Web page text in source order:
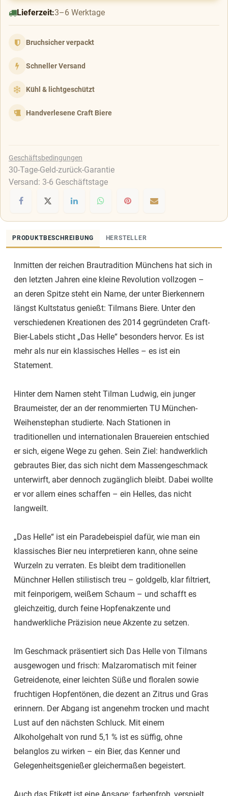
Lieferzeit:3–6 Werktage
Bruchsicher verpackt
Schneller Versand
Kühl & lichtgeschützt
Handverlesene Craft Biere
Geschäftsbedingungen
30-Tage-Geld-zurück-Garantie
Versand: 3-6 Geschäftstage
PRODUKTBESCHREIBUNG HERSTELLER
Inmitten der reichen Brautradition Münchens hat sich in
den letzten Jahren eine kleine Revolution vollzogen –
an deren Spitze steht ein Name, der unter Bierkennern
längst Kultstatus genießt: Tilmans Biere. Unter den
verschiedenen Kreationen des 2014 gegründeten Craft-
Bier-Labels sticht „Das Helle“ besonders hervor. Es ist
mehr als nur ein klassisches Helles – es ist ein
Statement.
Hinter dem Namen steht Tilman Ludwig, ein junger
Braumeister, der an der renommierten TU München-
Weihenstephan studierte. Nach Stationen in
traditionellen und internationalen Brauereien entschied
er sich, eigene Wege zu gehen. Sein Ziel: handwerklich
gebrautes Bier, das sich nicht dem Massengeschmack
unterwirft, aber dennoch zugänglich bleibt. Dabei wollte
er vor allem eines schaffen – ein Helles, das nicht
langweilt.
„Das Helle“ ist ein Paradebeispiel dafür, wie man ein
klassisches Bier neu interpretieren kann, ohne seine
Wurzeln zu verraten. Es bleibt dem traditionellen
Münchner Hellen stilistisch treu – goldgelb, klar filtriert,
mit feinporigem, weißem Schaum – und schafft es
gleichzeitig, durch feine Hopfenakzente und
handwerkliche Präzision neue Akzente zu setzen.
Im Geschmack präsentiert sich Das Helle von Tilmans
ausgewogen und frisch: Malzaromatisch mit feiner
Getreidenote, einer leichten Süße und floralen sowie
fruchtigen Hopfentönen, die dezent an Zitrus und Gras
erinnern. Der Abgang ist angenehm trocken und macht
Lust auf den nächsten Schluck. Mit einem
Alkoholgehalt von rund 5,1 % ist es süffig, ohne
belanglos zu wirken – ein Bier, das Kenner und
Gelegenheitsgenießer gleichermaßen begeistert.